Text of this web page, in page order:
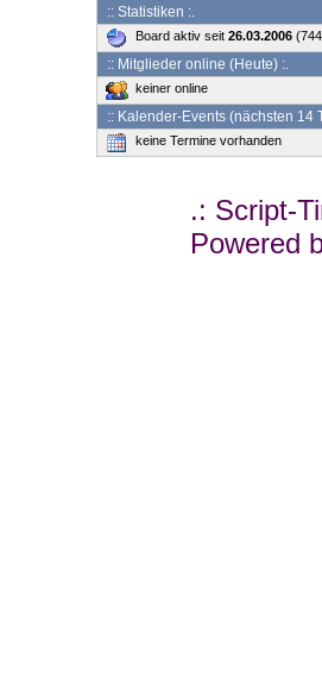
:: Statistiken :.
Board aktiv seit 26.03.2006
:: Mitglieder online (Heute) :.
keiner online
:: Kalender-Events (nächsten 14
keine Termine vorhanden
.: Script-
Powered